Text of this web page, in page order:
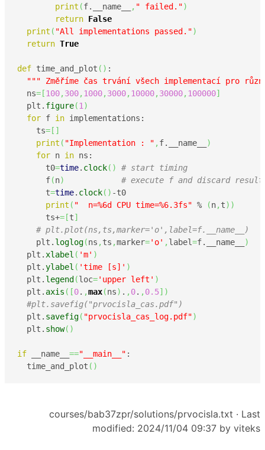
print (f.__name__ , " failed.")
return False
print ( "All implementations passed.")
return True
def time_and_plot ( ) :
""" Změříme čas trvání všech implementací pro
  ns
= [100, 300, 1000, 3000, 10000, 30000, 100000]
  plt.
figure(1 )
for f in implementations:
    ts
= [ ]
print ( "Implementation : " , f.__name__
)
for n in ns:
      t0
=time. clock( )
# start timing
      f
(n)
# execute f and discard
      t
=time. clock( ) -t0
print ( "  n=%6d CPU time=%6.3fs" % (n, t) )
      ts+
= [t]
# plt.plot(ns,ts,marker='o',label=f.__name__)
    plt.
loglog(ns , ts ,marker='o' , label=f.__name__
)
  plt.
xlabel ( 'm' )
  plt.
ylabel ( 'time [s]' )
  plt.
legend (loc='upper left' )
  plt.
axis ( [0. ,max(ns) . , 0. , 0.5] )
#plt.savefig("prvocisla_cas.pdf")
  plt.
savefig( "prvocisla_cas_log.pdf")
  plt.
show( )
if __name__ =="__main__" :
  time_and_plot
( )
courses/bab37zpr/solutions/prvocisla.txt · Last
modified: 2024/11/04 09:37 by viteks